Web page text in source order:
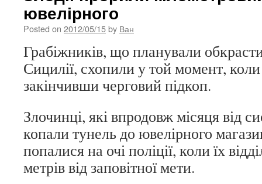
ювелірного
Posted on 2012/05/15by Ван
Грабіжників, що планували
Сицилії, схопили у той момент,
закінчивши черговий підкоп.
Злочинці, які впродовж місяця від
копали тунель до ювелірного
попалися на очі поліції, коли їх
метрів від заповітної мети.